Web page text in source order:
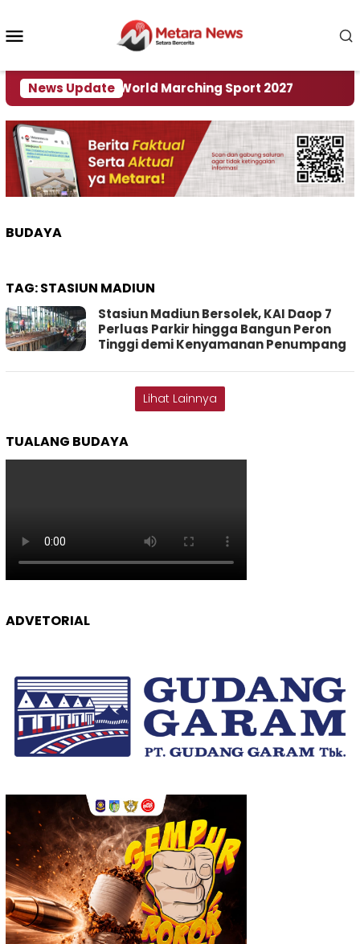
konten
News Update
Tuan Rumah World Marching Sport 2027
BUDAYA
TAG:STASIUN MADIUN
Stasiun Madiun Bersolek, KAI Daop 7
Perluas Parkir hingga Bangun Peron
Tinggi demi Kenyamanan Penumpang
Lihat Lainnya
TUALANG BUDAYA
ADVETORIAL